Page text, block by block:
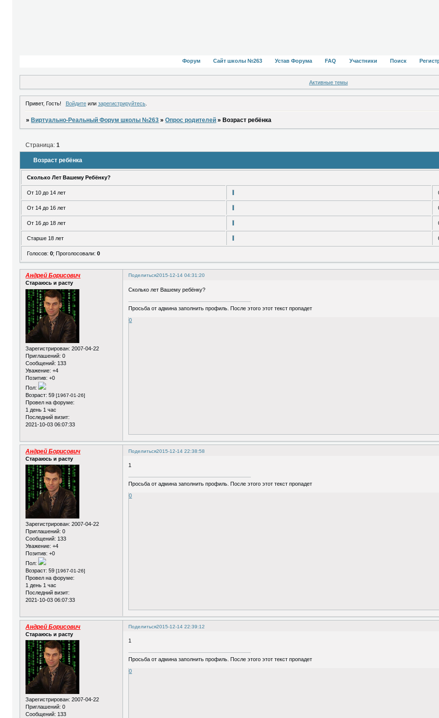
Форум Сайт школы №263 Устав Форума FAQ Участники Поиск
Активные темы
Привет, Гость! Войдитеили зарегистрируйтесь.
» Виртуально-Реальный Форум школы №263 »Опрос родителей » Возраст ребёнка
Возраст ребёнка
Страница:1
Сколько Лет Вашему Ребёнку?
От 10 до 14 лет
От 14 до 16 лет
От 16 до 18 лет
Старше 18 лет
Голосов:0;Проголосовали:0
Поделиться2015-12-14 04:31:20
Андрей Борисович
Стараюсь и расту
Зарегистрирован: 2007-04-22
Приглашений: 0
Сообщений: 133
Уважение: +4
Позитив: +0
Пол:
Возраст: 59[1967-01-26]
Провел на форуме:
1 день 1 час
Последний визит:
2021-10-03 06:07:33
Сколько лет Вашему ребёнку?
Просьба от админа заполнить профиль. После этого этот текст пропадет
0
Поделиться2015-12-14 22:38:58
Андрей Борисович
Стараюсь и расту
Зарегистрирован: 2007-04-22
Приглашений: 0
Сообщений: 133
Уважение: +4
Позитив: +0
Пол:
Возраст: 59[1967-01-26]
Провел на форуме:
1 день 1 час
Последний визит:
2021-10-03 06:07:33
1
Просьба от админа заполнить профиль. После этого этот текст пропадет
0
Поделиться2015-12-14 22:39:12
Андрей Борисович
Стараюсь и расту
Зарегистрирован: 2007-04-22
Приглашений: 0
Сообщений: 133
1
Просьба от админа заполнить профиль. После этого этот текст пропадет
0